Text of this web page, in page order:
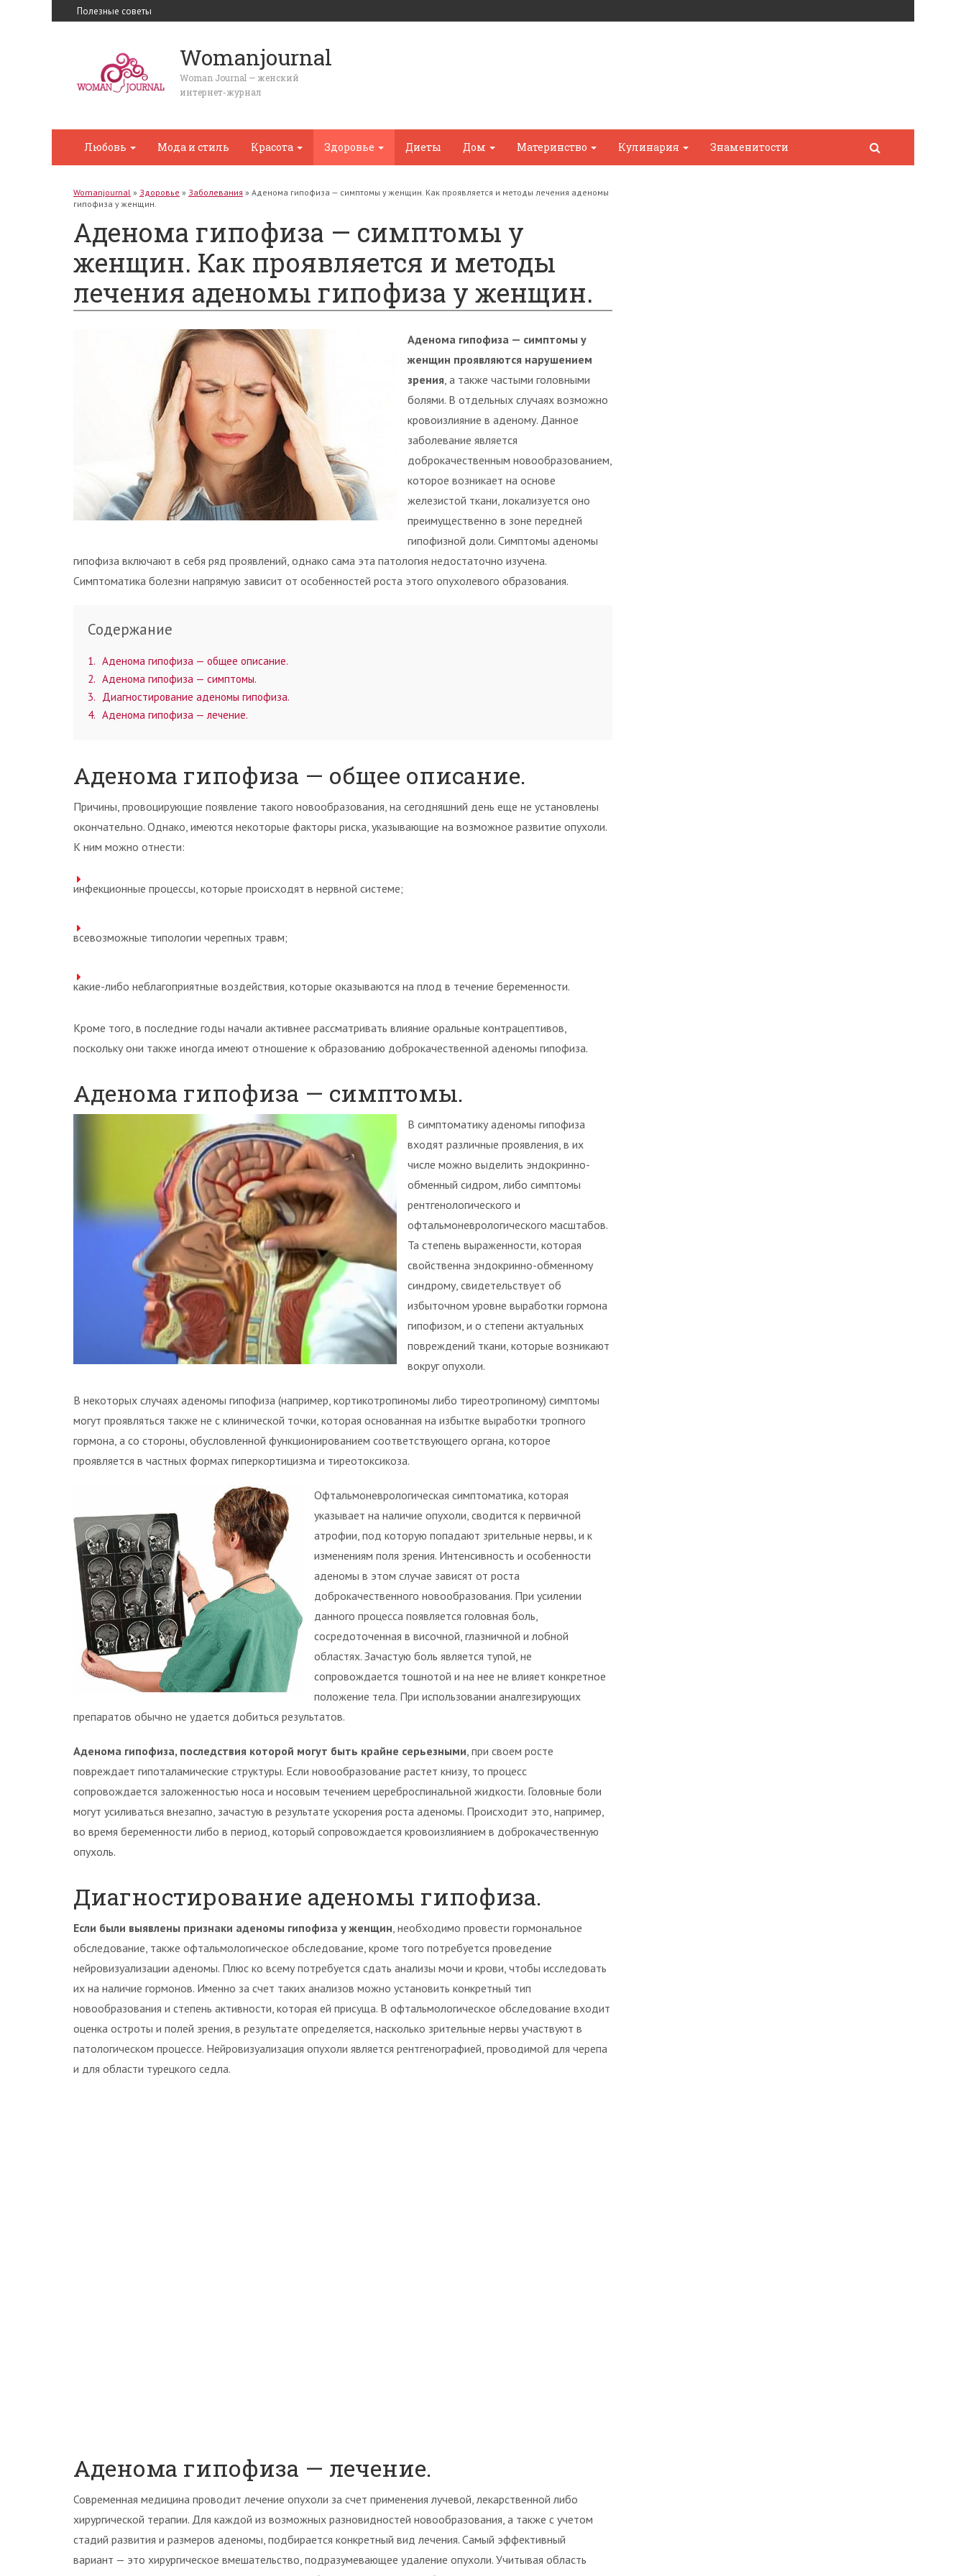
Полезные советы
Womanjournal
Woman Journal — женский
интернет-журнал
Любовь Мода и стиль Красота Здоровье Диеты Дом Материнство Кулинария Знаменитости
Womanjournal » Здоровье » Заболевания » Аденома гипофиза — симптомы у женщин. Как проявляется и методы лечения аденомы
гипофиза у женщин.
Аденома гипофиза — симптомы у
женщин. Как проявляется и методы
лечения аденомы гипофиза у женщин.
Аденома гипофиза — симптомы у
женщин проявляются нарушением
зрения, а также частыми головными
болями. В отдельных случаях возможно
кровоизлияние в аденому. Данное
заболевание является
доброкачественным новообразованием,
которое возникает на основе
железистой ткани, локализуется оно
преимущественно в зоне передней
гипофизной доли. Симптомы аденомы
гипофиза включают в себя ряд проявлений, однако сама эта патология недостаточно изучена.
Симптоматика болезни напрямую зависит от особенностей роста этого опухолевого образования.
Содержание
1
Аденома гипофиза — общее описание.
2
Аденома гипофиза — симптомы.
3
Диагностирование аденомы гипофиза.
4
Аденома гипофиза — лечение.
Аденома гипофиза — общее описание.
Причины, провоцирующие появление такого новообразования, на сегодняшний день еще не установлены
окончательно. Однако, имеются некоторые факторы риска, указывающие на возможное развитие опухоли.
К ним можно отнести:
инфекционные процессы, которые происходят в нервной системе;
всевозможные типологии черепных травм;
какие-либо неблагоприятные воздействия, которые оказываются на плод в течение беременности.
Кроме того, в последние годы начали активнее рассматривать влияние оральные контрацептивов,
поскольку они также иногда имеют отношение к образованию доброкачественной аденомы гипофиза.
Аденома гипофиза — симптомы.
В симптоматику аденомы гипофиза
входят различные проявления, в их
числе можно выделить эндокринно-
обменный сидром, либо симптомы
рентгенологического и
офтальмоневрологического масштабов.
Та степень выраженности, которая
свойственна эндокринно-обменному
синдрому, свидетельствует об
избыточном уровне выработки гормона
гипофизом, и о степени актуальных
повреждений ткани, которые возникают
вокруг опухоли.
В некоторых случаях аденомы гипофиза (например, кортикотропиномы либо тиреотропиному) симптомы
могут проявляться также не с клинической точки, которая основанная на избытке выработки тропного
гормона, а со стороны, обусловленной функционированием соответствующего органа, которое
проявляется в частных формах гиперкортицизма и тиреотоксикоза.
Офтальмоневрологическая симптоматика, которая
указывает на наличие опухоли, сводится к первичной
атрофии, под которую попадают зрительные нервы, и к
изменениям поля зрения. Интенсивность и особенности
аденомы в этом случае зависят от роста
доброкачественного новообразования. При усилении
данного процесса появляется головная боль,
сосредоточенная в височной, глазничной и лобной
областях. Зачастую боль является тупой, не
сопровождается тошнотой и на нее не влияет конкретное
положение тела. При использовании аналгезирующих
препаратов обычно не удается добиться результатов.
Аденома гипофиза, последствия которой могут быть крайне серьезными, при своем росте
повреждает гипоталамические структуры. Если новообразование растет книзу, то процесс
сопровождается заложенностью носа и носовым течением цереброспинальной жидкости. Головные боли
могут усиливаться внезапно, зачастую в результате ускорения роста аденомы. Происходит это, например,
во время беременности либо в период, который сопровождается кровоизлиянием в доброкачественную
опухоль.
Диагностирование аденомы гипофиза.
Если были выявлены признаки аденомы гипофиза у женщин, необходимо провести гормональное
обследование, также офтальмологическое обследование, кроме того потребуется проведение
нейровизуализации аденомы. Плюс ко всему потребуется сдать анализы мочи и крови, чтобы исследовать
их на наличие гормонов. Именно за счет таких анализов можно установить конкретный тип
новообразования и степень активности, которая ей присуща. В офтальмологическое обследование входит
оценка остроты и полей зрения, в результате определяется, насколько зрительные нервы участвуют в
патологическом процессе. Нейровизуализация опухоли является рентгенографией, проводимой для черепа
и для области турецкого седла.
Аденома гипофиза — лечение.
Современная медицина проводит лечение опухоли за счет применения лучевой, лекарственной либо
хирургической терапии. Для каждой из возможных разновидностей новообразования, а также с учетом
стадий развития и размеров аденомы, подбирается конкретный вид лечения. Самый эффективный
вариант — это хирургическое вмешательство, подразумевающее удаление опухоли. Учитывая область